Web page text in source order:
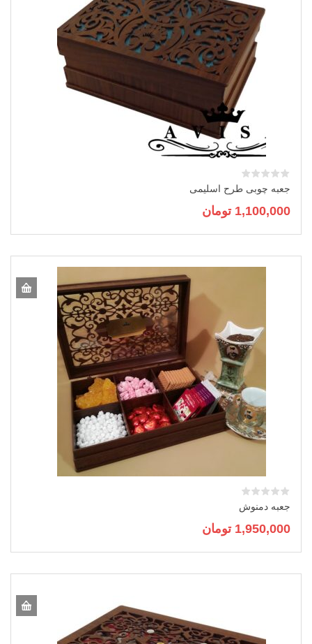
جعبه چوبی طرح اسلیمی
1,100,000 تومان
جعبه دمنوش
1,950,000 تومان